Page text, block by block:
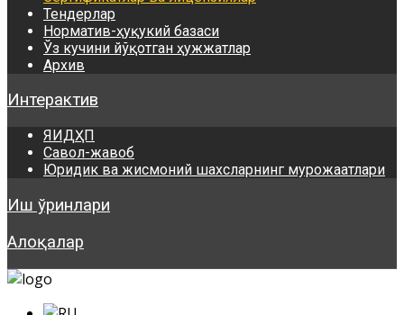
Тендерлар
Норматив-ҳуқукий базаси
Ўз кучини йўқотган ҳужжатлар
Архив
Интерактив
ЯИДҲП
Савол-жавоб
Юридик ва жисмоний шахсларнинг мурожаатлари
Иш ўринлари
Алоқалар